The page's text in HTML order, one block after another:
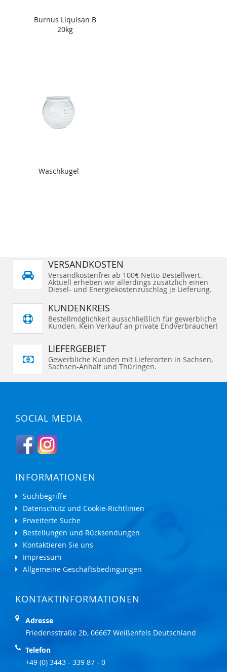
Burnus Liquisan B
20kg
Waschkugel
VERSANDKOSTEN
Versandkostenfrei ab 100€ Netto-Bestellwert.
Aktuell erheben wir allerdings zusätzlich einen
Diesel- und Energiekostenzuschlag je Lieferung.
KUNDENKREIS
Bestellmöglichkeit ausschließlich für gewerbliche
Kunden. Kein Verkauf an private Endverbraucher!
LIEFERGEBIET
Gewerbliche Kunden mit Lieferorten in Sachsen,
Sachsen-Anhalt und Thüringen.
SOCIAL MEDIA
INFORMATIONEN
Suchbegriffe
Datenschutz und Cookie-Richtlinien
Erweiterte Suche
Bestellungen und Rücksendungen
Kontaktieren Sie uns
Impressum
Allgemeine Geschäftsbedingungen
KONTAKTINFORMATIONEN
Adresse
Friedensstraße 2b, 06667 Weißenfels Deutschland
Telefon
+49 (0) 3443 - 339 87 - 0